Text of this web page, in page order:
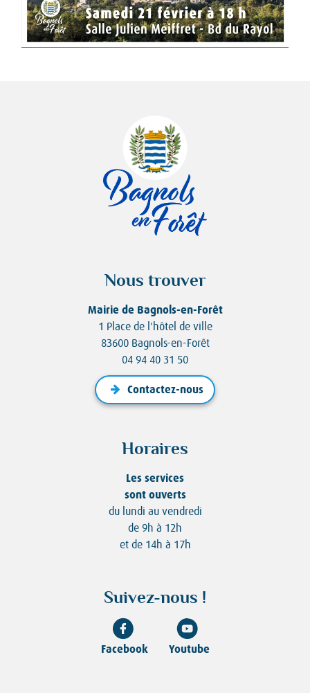
Nous trouver
Mairie de Bagnols-en-Forêt
1 Place de l'hôtel de ville
83600 Bagnols-en-Forêt
04 94 40 31 50
Contactez-nous
Horaires
Les services
sont ouverts
du lundi au vendredi
de 9h à 12h
et de 14h à 17h
Suivez-nous !
Facebook Youtube